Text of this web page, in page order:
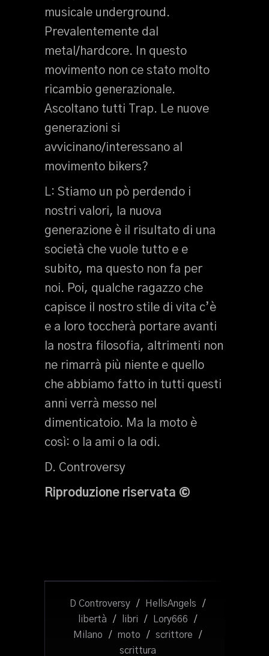
musicale underground.
Prevalentemente dal
metal/hardcore. In questo
movimento non ce stato molto
ricambio generazionale.
Ascoltano tutti Trap. Le nuove
generazioni si
avvicinano/interessano al
movimento bikers?
L: Stiamo un pò perdendo i
nostri valori, la nuova
generazione è il risultato di una
società che vuole tutto e e
subito, ma questo non fa per
noi. Poi, qualche ragazzo che
capisce il nostro stile di vita c’è
e a loro toccherà portare avanti
la nostra filosofia, altrimenti non
ne rimarrà più niente e quello
che abbiamo fatto in tutti questi
anni verrà messo nel
dimenticatoio. Ma la moto è
così: o la ami o la odi.
D. Controversy
Riproduzione riservata ©
D Controversy / HellsAngels
/
libertà
/ libri / Lory666
/
Milano
/ moto / scrittore
/
scrittura